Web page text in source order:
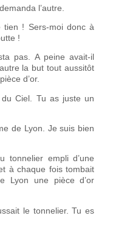
l’autre.
! Sers-moi donc à
!
pas. A peine avait-il
la but tout aussitôt
d’or.
Ciel. Tu as juste un
de Lyon. Je suis bien
tonnelier empli d’une
à chaque fois tombait
Lyon une pièce d’or
le tonnelier. Tu es